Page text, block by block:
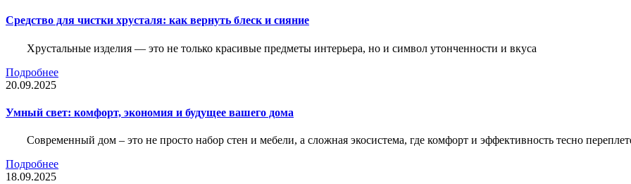
Средство для чистки хрусталя: как вернуть блеск и сияние
Хрустальные изделия — это не только красивые предметы интерьера, но и символ утонченности и вкуса
Подробнее
20.09.2025
Умный свет: комфорт, экономия и будущее вашего дома
Современный дом – это не просто набор стен и мебели, а сложная экосистема, где комфорт и эффективность тесно
Подробнее
18.09.2025